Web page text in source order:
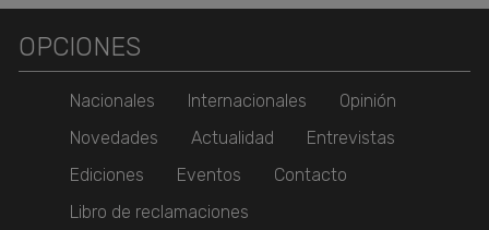
OPCIONES
Nacionales Internacionales
Opinión
Novedades
Actualidad
Entrevistas
Ediciones
Eventos
Contacto
Libro de reclamaciones